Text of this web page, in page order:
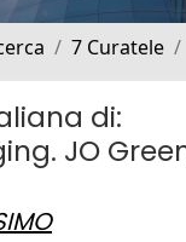
7 Curatele
di:
JO